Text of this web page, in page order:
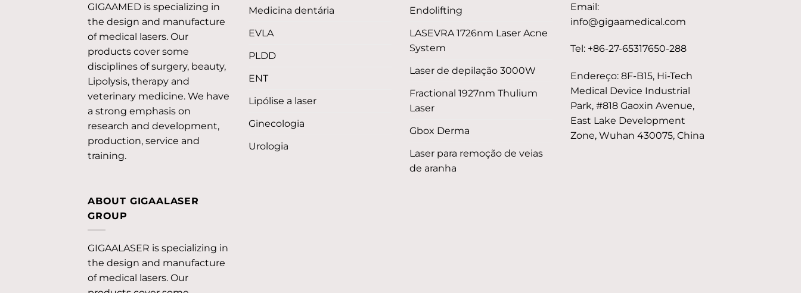
GIGAAMED is specializing in
the design and manufacture
of medical lasers. Our
products cover some
disciplines of surgery, beauty,
Lipolysis, therapy and
veterinary medicine. We have
a strong emphasis on
research and development,
production, service and
training.
Medicina dentária
EVLA
PLDD
ENT
Lipólise a laser
Ginecologia
Urologia
Endolifting
LASEVRA 1726nm Laser Acne
System
Laser de depilação 3000W
Fractional 1927nm Thulium
Laser
Gbox Derma
Laser para remoção de veias
de aranha
Email:
info@gigaamedical.com
Tel: +86-27-65317650-288
Endereço: 8F-B15, Hi-Tech
Medical Device Industrial
Park, #818 Gaoxin Avenue,
East Lake Development
Zone, Wuhan 430075, China
ABOUT GIGAALASER
GROUP
GIGAALASER is specializing in
the design and manufacture
of medical lasers. Our